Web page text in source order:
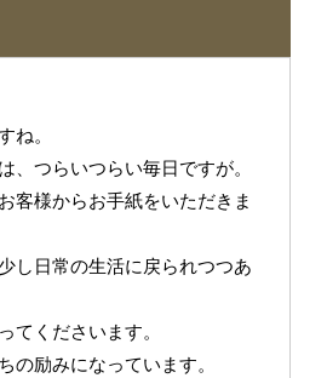
ね。
、つらいつらい毎日ですが。
客様からお手紙をいただきま
し日常の生活に戻られつつあ
てくださいます。
の励みになっています。